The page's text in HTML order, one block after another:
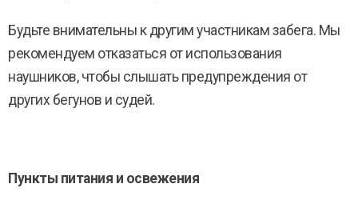
Будьте внимательны к другим участникам забега. Мы
рекомендуем отказаться от использования
наушников, чтобы слышать предупреждения от
других бегунов и судей.
Пункты питания и освежения